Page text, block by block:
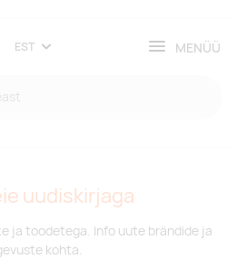
EST MENÜÜ
uudiskirjaga
ja toodetega. Info uute brändide ja
kohta.